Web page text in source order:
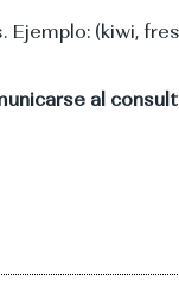
(kiwi,
al